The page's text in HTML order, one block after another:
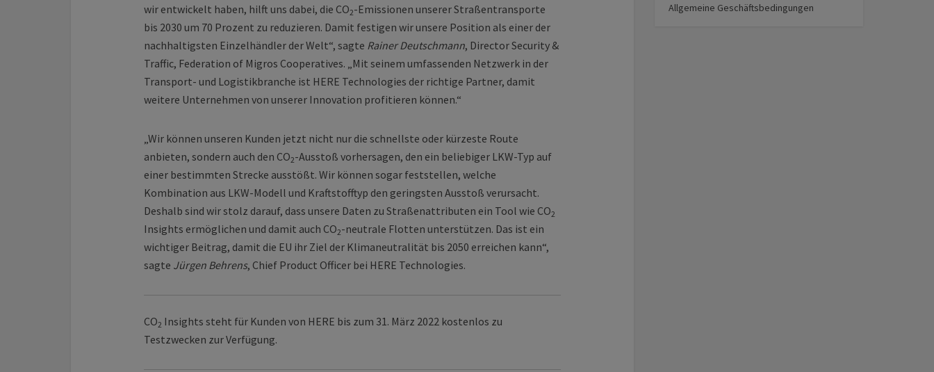
wir entwickelt haben, hilft uns dabei, die CO2-Emissionen unserer Straßentransporte
bis 2030 um 70 Prozent zu reduzieren. Damit festigen wir unsere Position als einer der
nachhaltigsten Einzelhändler der Welt“, sagte Rainer Deutschmann, Director Security &
Traffic, Federation of Migros Cooperatives. „Mit seinem umfassenden Netzwerk in der
Transport- und Logistikbranche ist HERE Technologies der richtige Partner, damit
weitere Unternehmen von unserer Innovation profitieren können.“
„Wir können unseren Kunden jetzt nicht nur die schnellste oder kürzeste Route
anbieten, sondern auch den CO2-Ausstoß vorhersagen, den ein beliebiger LKW-Typ auf
einer bestimmten Strecke ausstößt. Wir können sogar feststellen, welche
Kombination aus LKW-Modell und Kraftstofftyp den geringsten Ausstoß verursacht.
Deshalb sind wir stolz darauf, dass unsere Daten zu Straßenattributen ein Tool wie CO2
Insights ermöglichen und damit auch CO2-neutrale Flotten unterstützen. Das ist ein
wichtiger Beitrag, damit die EU ihr Ziel der Klimaneutralität bis 2050 erreichen kann“,
sagte Jürgen Behrens, Chief Product Officer bei HERE Technologies.
CO2 Insights steht für Kunden von HERE bis zum 31. März 2022 kostenlos zu
Testzwecken zur Verfügung.
Allgemeine Geschäftsbedingungen